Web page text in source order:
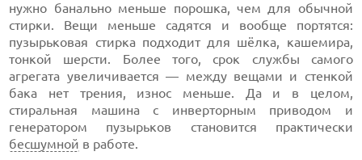
нужно банально меньше порошка, чем для обычной
стирки. Вещи меньше садятся и вообще портятся:
пузырьковая стирка подходит для шёлка, кашемира,
тонкой шерсти. Более того, срок службы самого
агрегата увеличивается — между вещами и стенкой
бака нет трения, износ меньше. Да и в целом,
стиральная машина с инверторным приводом и
генератором пузырьков становится практически
бесшумной в работе.